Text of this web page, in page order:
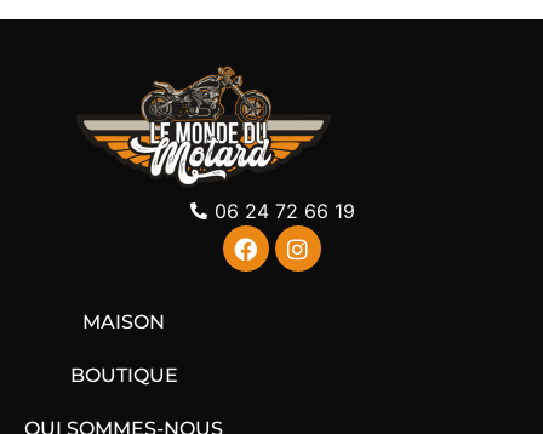
06 24 72 66 19
MAISON
BOUTIQUE
QUI SOMMES-NOUS